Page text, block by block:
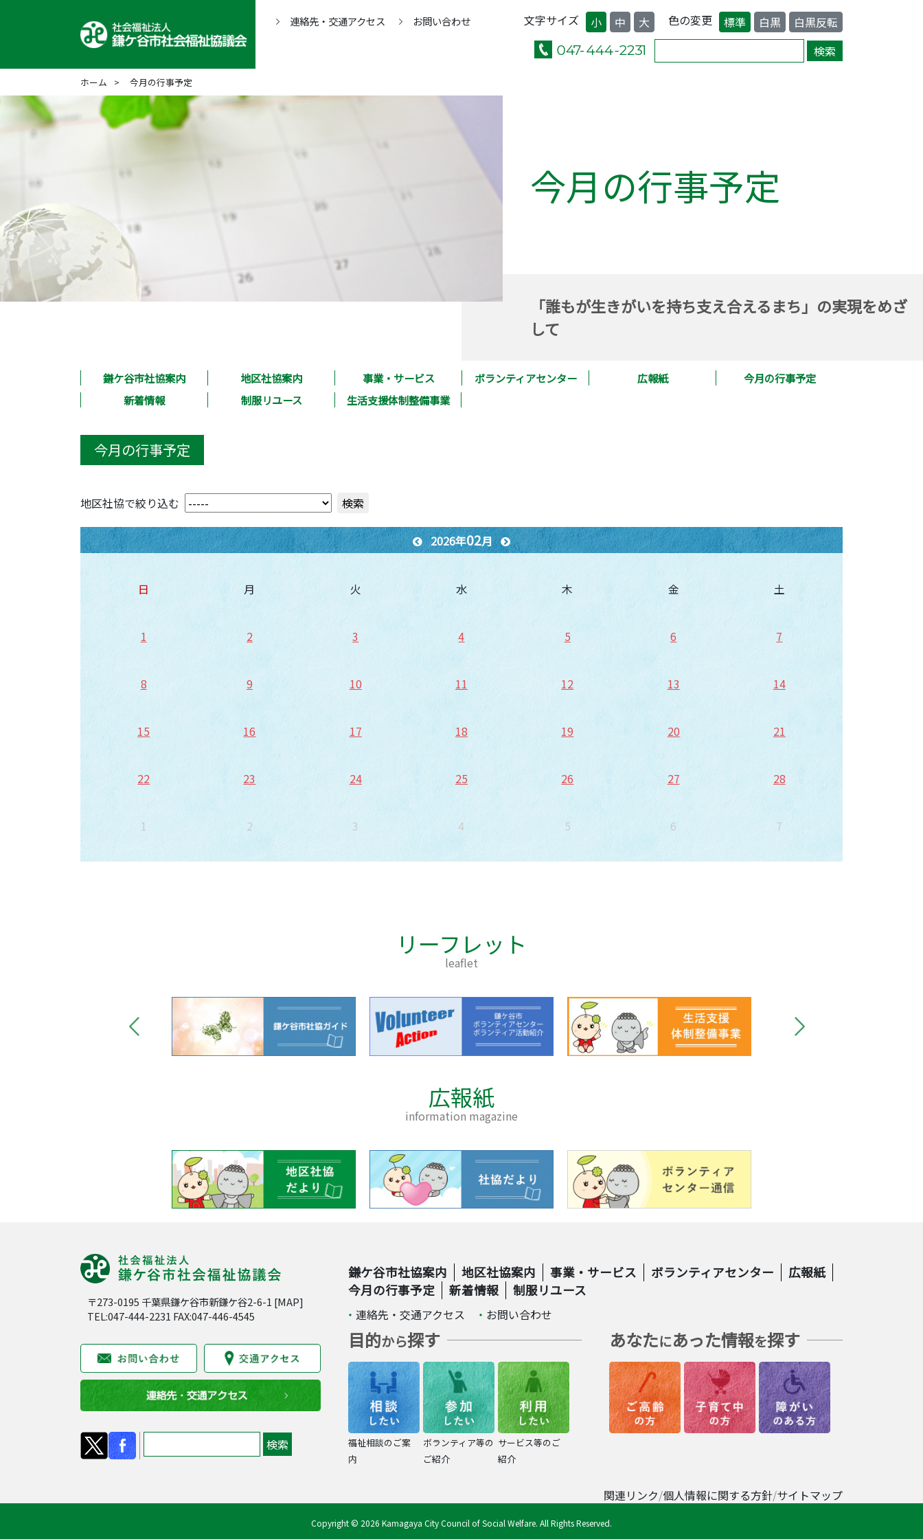
連絡先・交通アクセス お問い合わせ 文字サイズ 小 中 大 色の変更 標準 白黒 白黒反転
ホーム 今月の行事予定
今月の行事予定
「誰もが生きがいを持ち支え合えるまち」の実現をめざ
して
鎌ケ谷市社協案内 地区社協案内 事業・サービス ボランティアセンター 広報紙
今月の行事予定
新着情報
制服リユース 生活支援体制整備事業
今月の行事予定
地区社協で絞り込む 検索
2026年02月
日 月 火 水 木 金 土
1 2 3 4 5 6 7
8 9 10 11 12 13 14
15 16 17 18 19 20 21
22 23 24 25 26 27 28
1 2 3 4 5 6 7
リーフレット
leaflet
広報紙
information magazine
〒273-0195 千葉県鎌ケ谷市新鎌ケ谷2-6-1 [MAP]
TEL:047-444-2231 FAX:047-446-4545
鎌ケ谷市社協案内 地区社協案内 事業・サービス ボランティアセンター
広報紙
今月の行事予定
新着情報 制服リユース
連絡先・交通アクセス お問い合わせ
目的から探す
福祉相談のご案
内
ボランティア等の
ご紹介
サービス等のご
紹介
あなたにあった情報を探す
関連リンク 個人情報に関する方針 サイトマップ
Copyright © 2026 Kamagaya City Council of Social Welfare. All Rights Reserved.